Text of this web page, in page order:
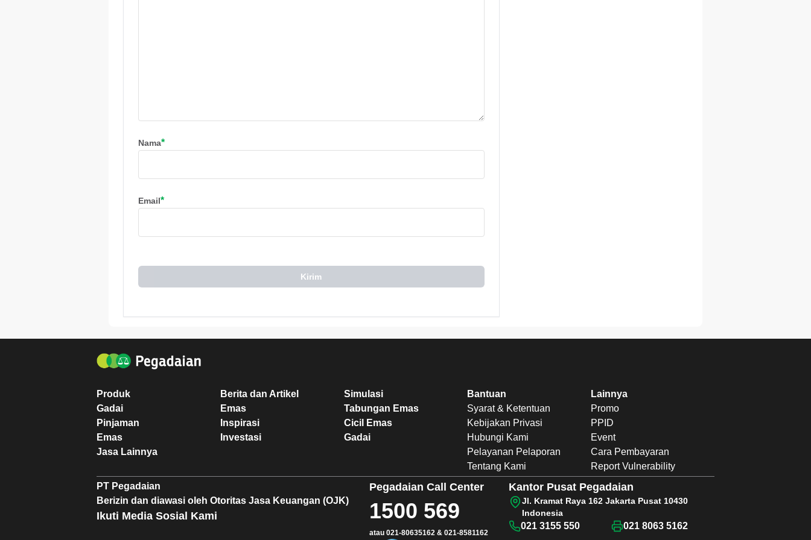
Nama*
Email*
Kirim
Produk
Gadai
Pinjaman
Emas
Jasa Lainnya
Berita dan Artikel
Emas
Inspirasi
Investasi
Simulasi
Tabungan Emas
Cicil Emas
Gadai
Bantuan
Syarat & Ketentuan
Kebijakan Privasi
Hubungi Kami
Pelayanan Pelaporan
Tentang Kami
Lainnya
Promo
PPID
Event
Cara Pembayaran
Report Vulnerability
PT Pegadaian
Berizin dan diawasi oleh Otoritas Jasa Keuangan (OJK)
Ikuti Media Sosial Kami
Pegadaian Call Center
1500 569
atau 021-80635162& 021-8581162
Kantor Pusat Pegadaian
Jl. Kramat Raya 162 Jakarta Pusat 10430
Indonesia
021 3155 550 021 8063 5162